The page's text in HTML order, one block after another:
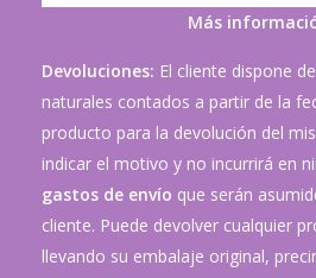
Más
Devoluciones: El cliente dispone
naturales contados a partir de la
producto para la devolución del
indicar el motivo y no incurrirá en
gastos de envío que serán
cliente. Puede devolver cualquier
llevando su embalaje original,